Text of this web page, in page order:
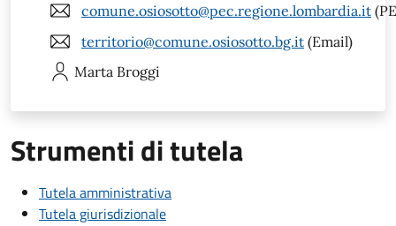
comune.osiosotto@pec.regione.lombardia.it
territorio@comune.osiosotto.bg.it (Email)
Marta Broggi
Strumenti di tutela
Tutela amministrativa
Tutela giurisdizionale